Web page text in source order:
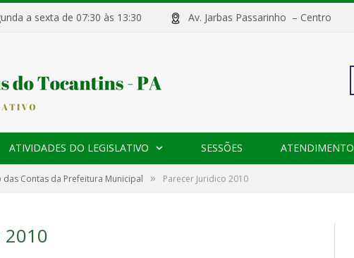
a sexta de 07:30 às 13:30 Av. Jarbas Passarinho – Centro
ATIVIDADES DO LEGISLATIVO SESSÕES ATENDIMENTO
das Contas da Prefeitura Municipal » Parecer Juridico 2010
2010